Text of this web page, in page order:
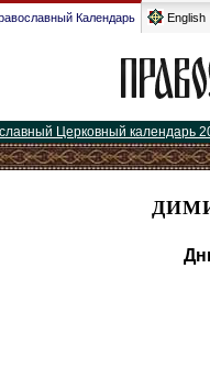
Календарь English
Церковный календарь